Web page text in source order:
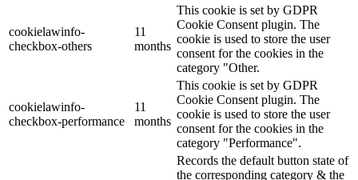
cookielawinfo-
checkbox-others
11
months
This cookie is set by GDPR
Cookie Consent plugin. The
cookie is used to store the user
consent for the cookies in the
category "Other.
cookielawinfo-
checkbox-performance
11
months
This cookie is set by GDPR
Cookie Consent plugin. The
cookie is used to store the user
consent for the cookies in the
category "Performance".
Records the default button state of
the corresponding category & the